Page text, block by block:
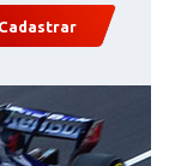
Cadastrar